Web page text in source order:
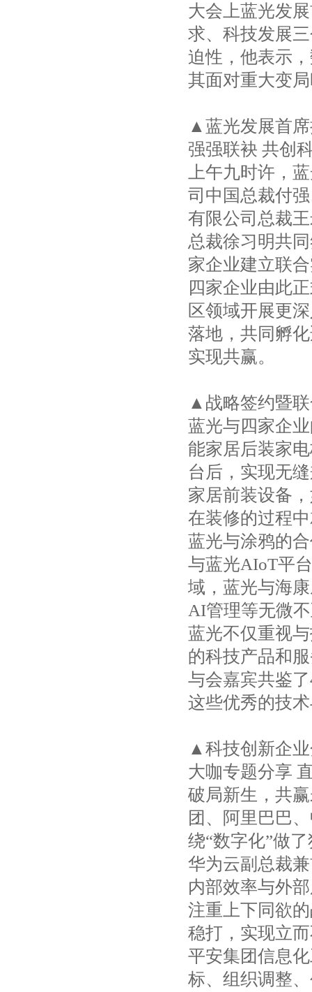
大会上蓝光发
求、科技发展
迫性，他表示
其面对重大变
▲蓝光发展首
强强联袂 共创
上午九时许，
司中国总裁付
有限公司总裁
总裁徐习明共
家企业建立联
四家企业由此
区领域开展更
落地，共同孵
实现共赢。
▲战略签约暨
蓝光与四家企
能家居后装家
台后，实现无
家居前装设备
在装修的过程
蓝光与涂鸦的
与蓝光AIoT平
域，蓝光与海
AI管理等无微
蓝光不仅重视
的科技产品和
与会嘉宾共鉴
这些优秀的技
▲科技创新企
大咖专题分享
破局新生，共
团、阿里巴巴
绕“数字化”做
华为云副总裁
内部效率与外
注重上下同欲
稳打，实现立
平安集团信息
标、组织调整